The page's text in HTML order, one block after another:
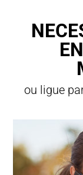
ou ligue